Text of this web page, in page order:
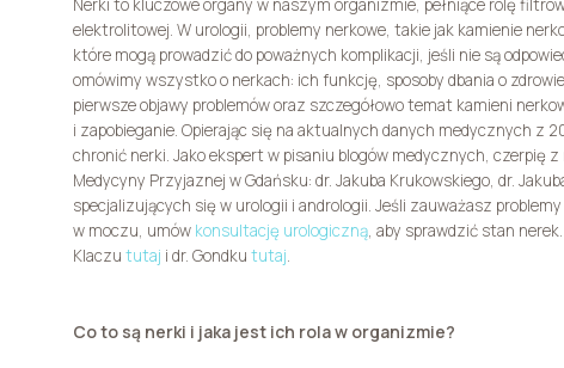
Nerki to kluczowe organy w naszym organizmie, pełniące rolę
elektrolitowej. W urologii, problemy nerkowe, takie jak kamienie
które mogą prowadzić do poważnych komplikacji, jeśli nie są
omówimy wszystko o nerkach: ich funkcję, sposoby dbania o
pierwsze objawy problemów oraz szczegółowo temat kamieni
i zapobieganie. Opierając się na aktualnych danych medycznych z
chronić nerki. Jako ekspert w pisaniu blogów medycznych, czerpię
Medycyny Przyjaznej w Gdańsku: dr. Jakuba Krukowskiego, dr.
specjalizujących się w urologii i andrologii. Jeśli zauważasz
w moczu, umów konsultację urologiczną, aby sprawdzić stan
Klaczu tutaj i dr. Gondku tutaj.
Co to są nerki i jaka jest ich rola w organizmie?